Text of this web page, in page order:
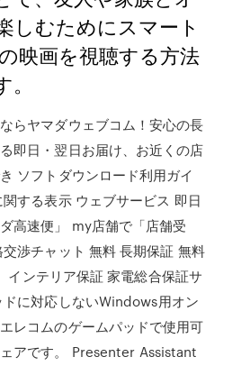
しむためにスマート
映画を視聴する方法
らヤマダウェブコム！安心の長
即日・翌日お届け、お近くの店
ソフトダウンロード利用ガイ
関する表示 ウェブサービス 即日
高速便」 my店舗で「店舗受
渉チャット 無料 長期保証 無料
インテリア保証 家電総合保証サ
に対応しないWindows用オン
レコムのゲームパッドで使用可
アです。 Presenter Assistant